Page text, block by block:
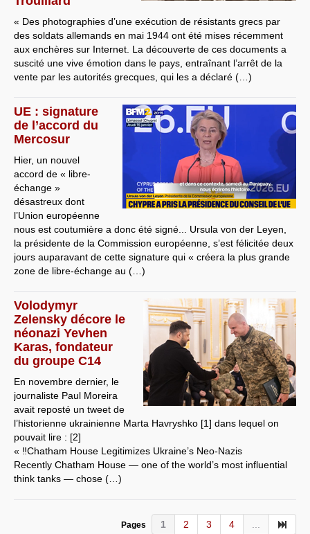
« Des photographies d’une exécution de résistants grecs par
des soldats allemands en mai 1944 ont été mises récemment
aux enchères sur Internet. La découverte de ces documents a
suscité une vive émotion dans le pays, entraînant l’arrêt de la
vente par les autorités grecques, qui les a déclaré (…)
UE : signature
de l’accord du
Mercosur
Hier, un nouvel
accord de « libre-
échange »
désastreux dont
l’Union européenne
nous est coutumière a donc été signé... Ursula von der Leyen,
la présidente de la Commission européenne, s’est félicitée deux
jours auparavant de cette signature qui « créera la plus grande
zone de libre-échange au (…)
Volodymyr
Zelensky décore le
néonazi Yevhen
Karas, fondateur
du groupe C14
En novembre dernier, le
journaliste Paul Moreira
avait reposté un tweet de
l’historienne ukrainienne Marta Havryshko [1] dans lequel on
pouvait lire : [2]
« ‼️Chatham House Legitimizes Ukraine’s Neo-Nazis
Recently Chatham House — one of the world’s most influential
think tanks — chose (…)
Pages 1 2 3 4